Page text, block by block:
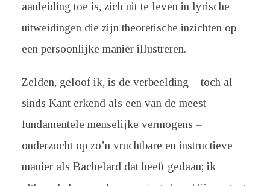
aanleiding toe is, zich uit te leven in lyrische
uitweidingen die zijn theoretische inzichten op
een persoonlijke manier illustreren.
Zelden, geloof ik, is de verbeelding – toch al
sinds Kant erkend als een van de meest
fundamentele menselijke vermogens –
onderzocht op zo’n vruchtbare en instructieve
manier als Bachelard dat heeft gedaan; ik